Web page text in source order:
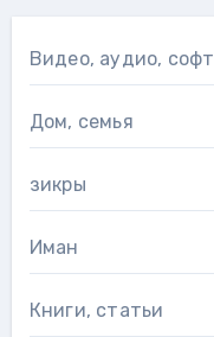
Видео, аудио, софт
Дом, семья
зикры
Иман
Книги, статьи